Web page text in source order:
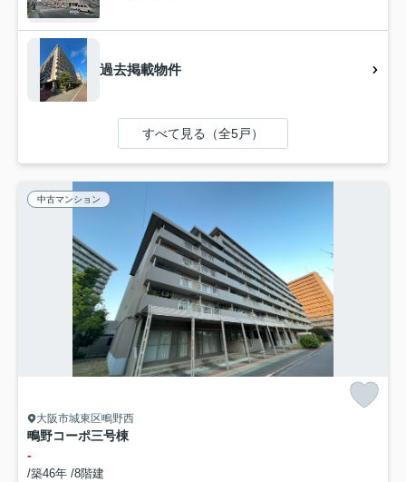
過去掲載物件
すべて見る（全5戸）
中古マンション
大阪市城東区鴫野西
鴫野コーポ三号棟
-
/築46年 /8階建